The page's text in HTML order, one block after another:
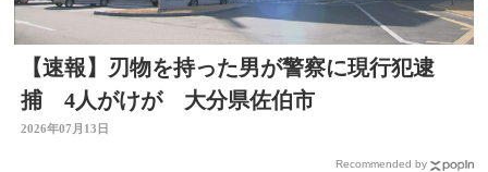
【速報】刃物を持った男が警察に現行犯逮
捕 4人がけが 大分県佐伯市
2026年07月13日
Recommended by